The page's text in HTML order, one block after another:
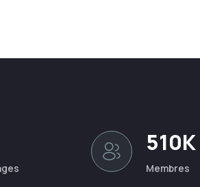
510K
Membres